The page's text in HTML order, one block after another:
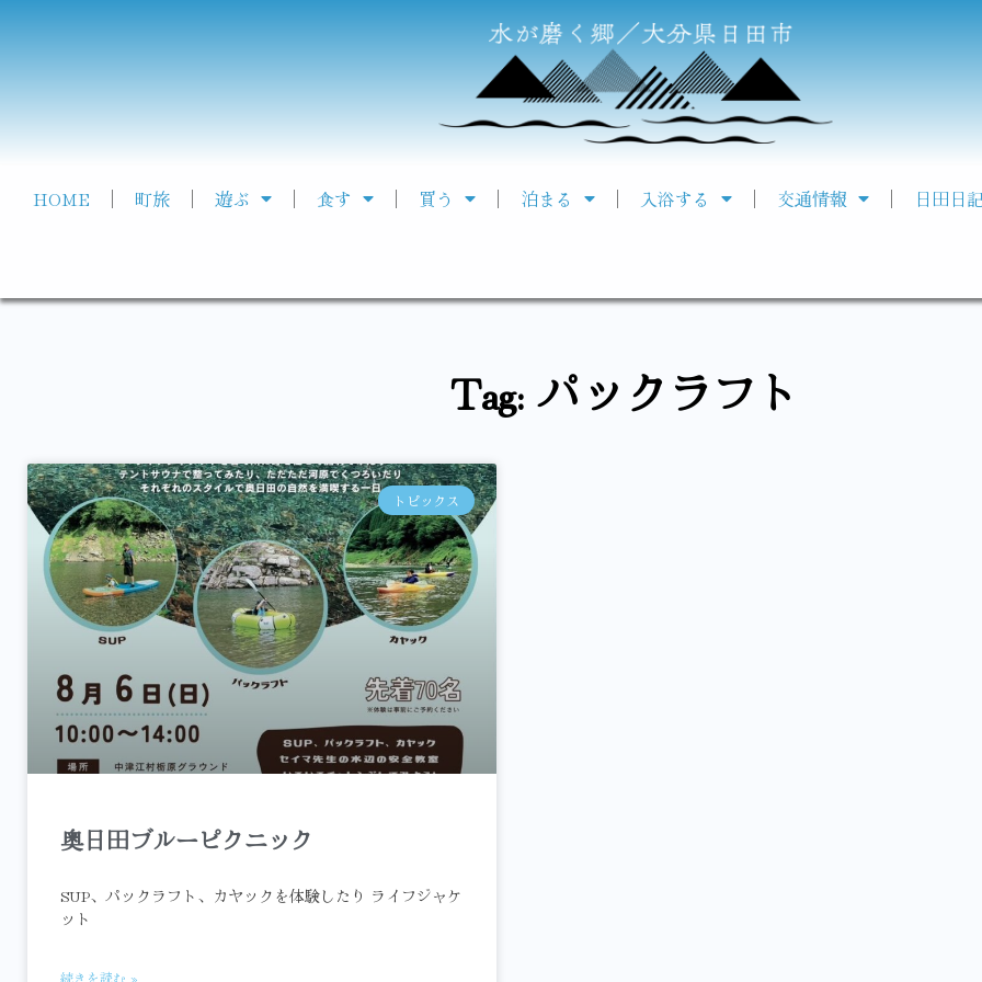
HOME 町旅 遊ぶ 食す 買う 泊まる 入浴する 交通情報 日田日記
Tag: パックラフト
トピックス
奥日田ブルーピクニック
SUP、パックラフト、カヤックを体験したり ライフジャケ
ット
続きを読む »